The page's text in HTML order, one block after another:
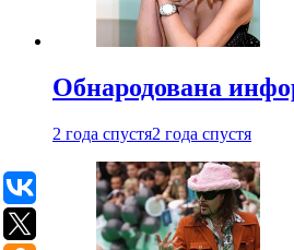
Обнародована
2 года спустя2 года спустя